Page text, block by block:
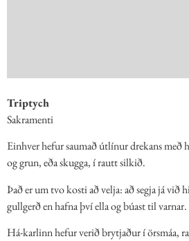
Triptych
Sakramenti
Einhver hefur saumað útlínur drekans
og grun, eða skugga, í rautt silkið.
Það er um tvo kosti að velja: að segja já við
gullgerð en hafna því ella og búast til varnar.
Há-karlinn hefur verið brytjaður í örsmáa,